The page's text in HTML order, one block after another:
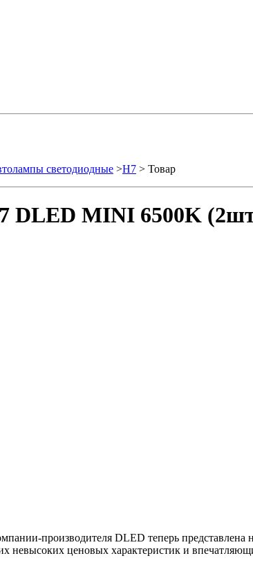
светодиодные >H7 > Товар
DLED MINI 6500K
производителя DLED теперь
невысоких ценовых характеристик и